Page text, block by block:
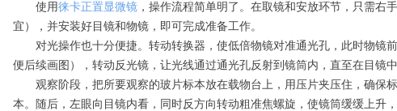
使用徕卡正置显微镜 ，操作流程简单明了。在取镜和安放环节，只需
宜），并安装好目镜和物镜，即可完成准备工作。
对光操作也十分便捷。转动转换器，使低倍物镜对准通光孔，此时物镜
便后续画图），转动反光镜，让光线通过通光孔反射到镜筒内，直至在目镜中
观察阶段，把所要观察的玻片标本放在载物台上，用压片夹压住，确保
本。随后，左眼向目镜内看，同时反方向转动粗准焦螺旋，使镜筒缓缓上